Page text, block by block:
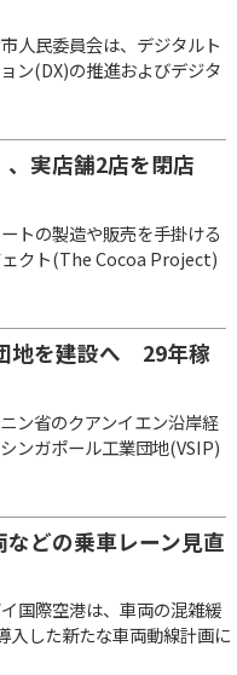
人民委員会は、デジタルト
ン(DX)の推進およびデジタ
、実店舗2店を閉店
トの製造や販売を手掛ける
クト(The Cocoa Project)
地を建設へ 29年稼
ン省のクアンイエン沿岸経
ンガポール工業団地(VSIP)
どの乗車レーン見直
国際空港は、車両の混雑緩
入した新たな車両動線計画に